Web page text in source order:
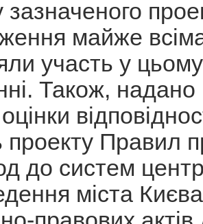
зазначеного
майже
участь у цьому
Також, надано
проекту Правил
до систем
міста